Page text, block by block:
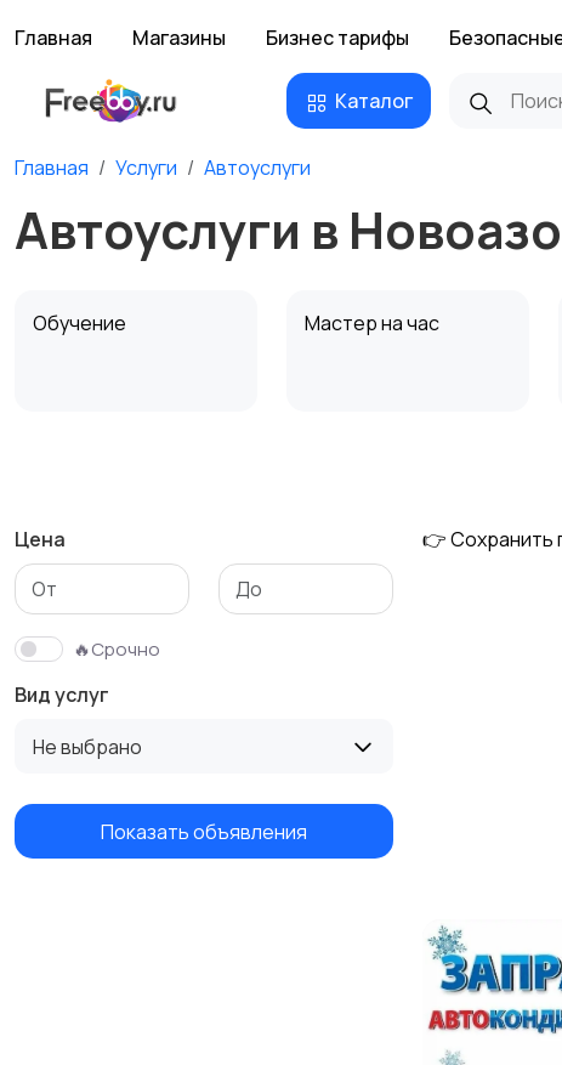
Главная Магазины Бизнес тарифы
Каталог
Главная Услуги Автоуслуги
Автоуслуги в
Обучение Мастер на час
Изготовление на
заказ
Продукты питания и
Цена
🔥Срочно
Вид услуг
Не выбрано
Показать объявления
👉 Сохранить